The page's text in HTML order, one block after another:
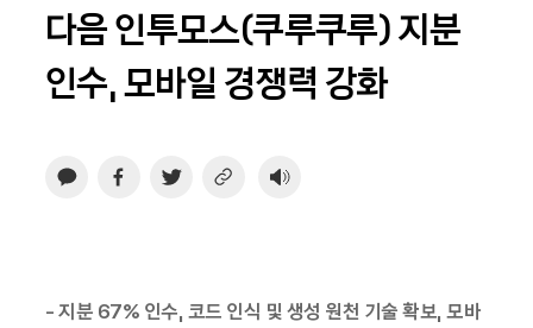
다음 인투모스(쿠루쿠루) 지분
인수, 모바일 경쟁력 강화
- 지분 67% 인수, 코드 인식 및 생성 원천 기술 확보, 모바